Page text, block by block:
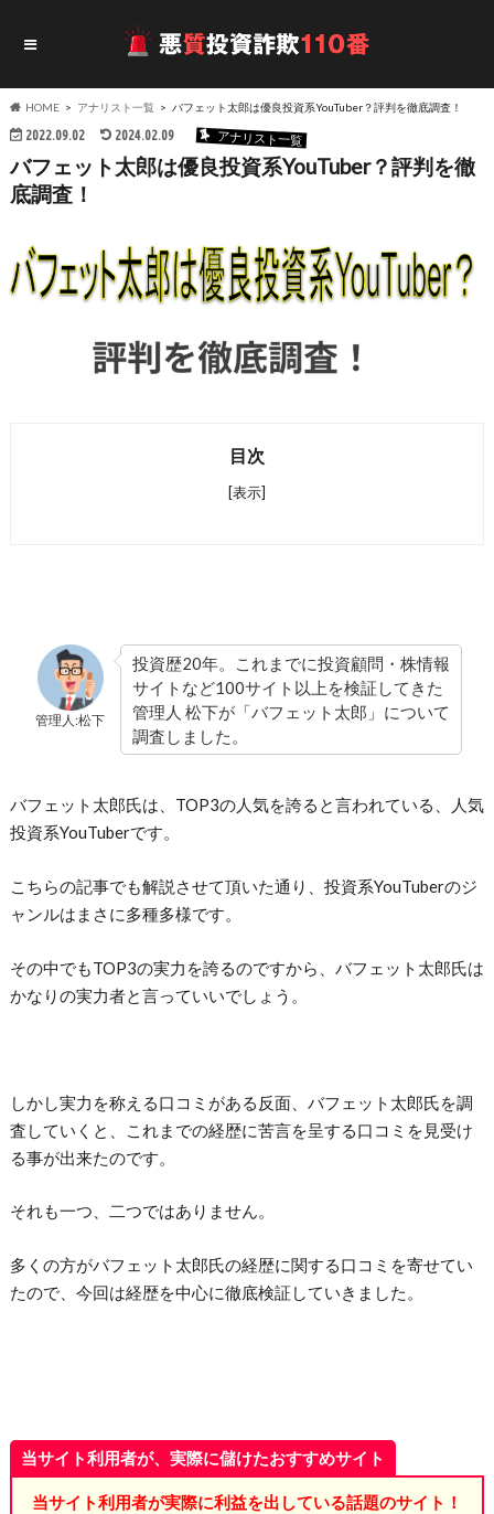
HOME アナリスト一覧 バフェット太郎は優良投資系YouTuber？評判を徹底調査！
2022.09.02 2024.02.09 アナリスト一覧
バフェット太郎は優良投資系YouTuber？評判を徹
底調査！
目次
[表示]
管理人:松下
投資歴20年。これまでに投資顧問・株情報
サイトなど100サイト以上を検証してきた
管理人 松下が「バフェット太郎」について
調査しました。
バフェット太郎氏は、TOP3の人気を誇ると言われている、人気
投資系YouTuberです。
こちらの記事でも解説させて頂いた通り、投資系YouTuberのジ
ャンルはまさに多種多様です。
その中でもTOP3の実力を誇るのですから、バフェット太郎氏は
かなりの実力者と言っていいでしょう。
しかし実力を称える口コミがある反面、バフェット太郎氏を調
査していくと、これまでの経歴に苦言を呈する口コミを見受け
る事が出来たのです。
それも一つ、二つではありません。
多くの方がバフェット太郎氏の経歴に関する口コミを寄せてい
たので、今回は経歴を中心に徹底検証していきました。
当サイト利用者が、実際に儲けたおすすめサイト
当サイト利用者が実際に利益を出している話題のサイト！